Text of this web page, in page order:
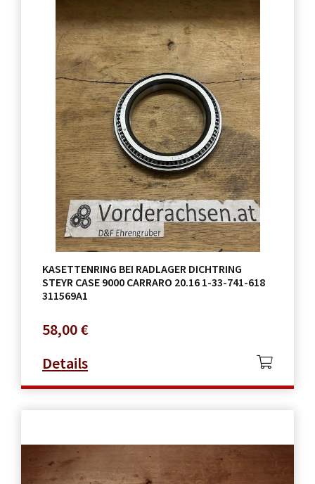
KASETTENRING BEI RADLAGER DICHTRING
STEYR CASE 9000 CARRARO 20.16 1-33-741-618
311569A1
58,00€
Details